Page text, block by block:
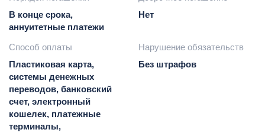
В конце срока,
аннуитетные платежи
Нет
Способ оплаты
Пластиковая карта,
системы денежных
переводов, банковский
счет, электронный
кошелек, платежные
терминалы,
Нарушение обязательств
Без штрафов